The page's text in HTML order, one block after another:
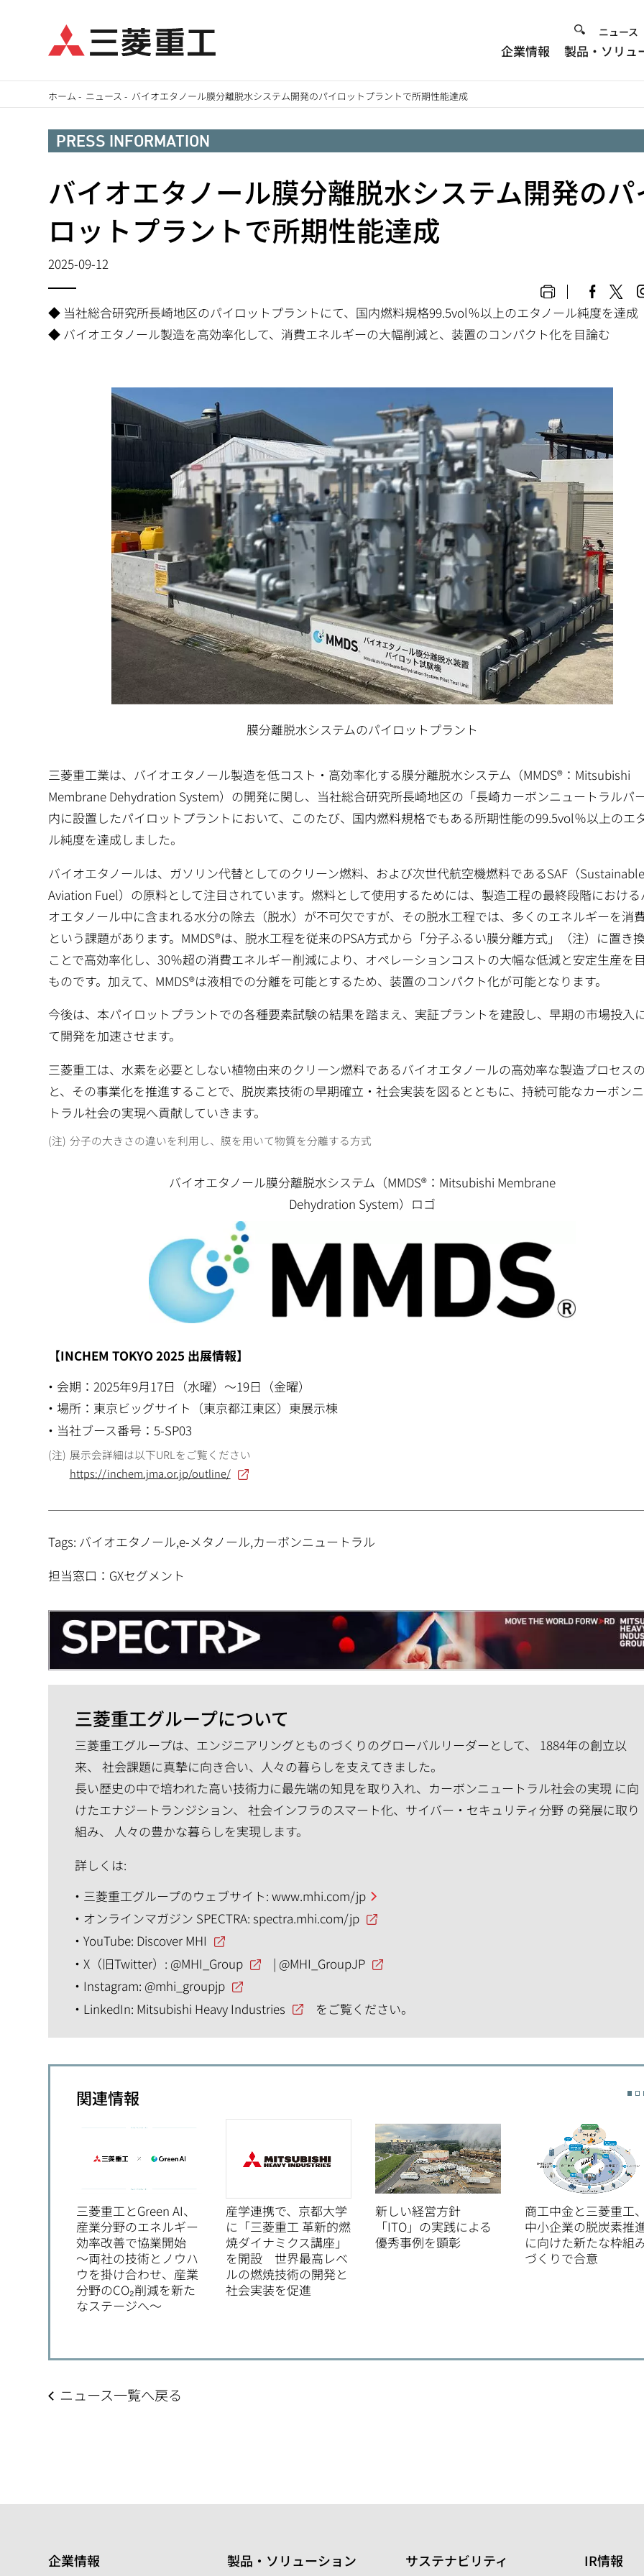
イ
ニュース
企業情報 製品・ソリュ
ホーム - ニュース - バイオエタノール膜分離脱水システム開発のパイロットプラントで所期性能達成
PRESS INFORMATION
バイオエタノール膜分離脱水システム開発のパ
ロットプラントで所期性能達成
2025-09-12
◆ 当社総合研究所長崎地区のパイロットプラントにて、国内燃料規格99.5vol％以上のエタノール純度を達成
◆ バイオエタノール製造を高効率化して、消費エネルギーの大幅削減と、装置のコンパクト化を目論む
膜分離脱水システムのパイロットプラント
三菱重工業は、バイオエタノール製造を低コスト・高効率化する膜分離脱水システム（MMDS®：Mitsubishi
Membrane Dehydration System）の開発に関し、当社総合研究所長崎地区の「長崎カーボンニュートラルパー
内に設置したパイロットプラントにおいて、このたび、国内燃料規格でもある所期性能の99.5vol％以上のエ
ル純度を達成しました。
バイオエタノールは、ガソリン代替としてのクリーン燃料、および次世代航空機燃料であるSAF（Sustainable
Aviation Fuel）の原料として注目されています。燃料として使用するためには、製造工程の最終段階における
オエタノール中に含まれる水分の除去（脱水）が不可欠ですが、その脱水工程では、多くのエネルギーを消
という課題があります。MMDS®は、脱水工程を従来のPSA方式から「分子ふるい膜分離方式」（注）に置き
ことで高効率化し、30％超の消費エネルギー削減により、オペレーションコストの大幅な低減と安定生産を
ものです。加えて、MMDS®は液相での分離を可能とするため、装置のコンパクト化が可能となります。
今後は、本パイロットプラントでの各種要素試験の結果を踏まえ、実証プラントを建設し、早期の市場投入
て開発を加速させます。
三菱重工は、水素を必要としない植物由来のクリーン燃料であるバイオエタノールの高効率な製造プロセス
と、その事業化を推進することで、脱炭素技術の早期確立・社会実装を図るとともに、持続可能なカーボン
トラル社会の実現へ貢献していきます。
分子の大きさの違いを利用し、膜を用いて物質を分離する方式
バイオエタノール膜分離脱水システム（MMDS®：Mitsubishi Membrane
Dehydration System）ロゴ
【INCHEM TOKYO 2025 出展情報】
会期：2025年9月17日（水曜）〜19日（金曜）
場所：東京ビッグサイト（東京都江東区）東展示棟
当社ブース番号：5-SP03
展示会詳細は以下URLをご覧ください
https://inchem.jma.or.jp/outline/
Tags: バイオエタノール,e-メタノール,カーボンニュートラル
担当窓口：GXセグメント
三菱重工グループについて
三菱重工グループは、エンジニアリングとものづくりのグローバルリーダーとして、 1884年の創立以
来、 社会課題に真摯に向き合い、人々の暮らしを支えてきました。
長い歴史の中で培われた高い技術力に最先端の知見を取り入れ、カーボンニュートラル社会の実現 に向
けたエナジートランジション、 社会インフラのスマート化、サイバー・セキュリティ分野 の発展に取り
組み、 人々の豊かな暮らしを実現します。
詳しくは:
三菱重工グループのウェブサイト: www.mhi.com/jp
オンラインマガジン SPECTRA: spectra.mhi.com/jp
YouTube: Discover MHI
X（旧Twitter）: @MHI_Group | @MHI_GroupJP
Instagram: @mhi_groupjp
LinkedIn: Mitsubishi Heavy Industries をご覧ください。
関連情報
三菱重工とGreen AI、
産業分野のエネルギー
効率改善で協業開始
～両社の技術とノウハ
ウを掛け合わせ、産業
分野のCO₂削減を新た
なステージへ～
産学連携で、京都大学
に「三菱重工 革新的燃
焼ダイナミクス講座」
を開設 世界最高レベ
ルの燃焼技術の開発と
社会実装を促進
新しい経営方針
「ITO」の実践による
優秀事例を顕彰
商工中金と三菱重工、
中小企業の脱炭素推
に向けた新たな枠組
づくりで合意
ニュース一覧へ戻る
企業情報 製品・ソリューション サステナビリティ IR情報